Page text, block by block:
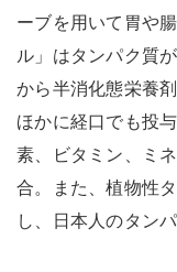
ーブを用いて胃や
ル」はタンパク質
から半消化態栄養
ほかに経口でも投
素、ビタミン、ミ
合。また、植物性
し、日本人のタン